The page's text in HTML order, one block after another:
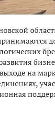
на